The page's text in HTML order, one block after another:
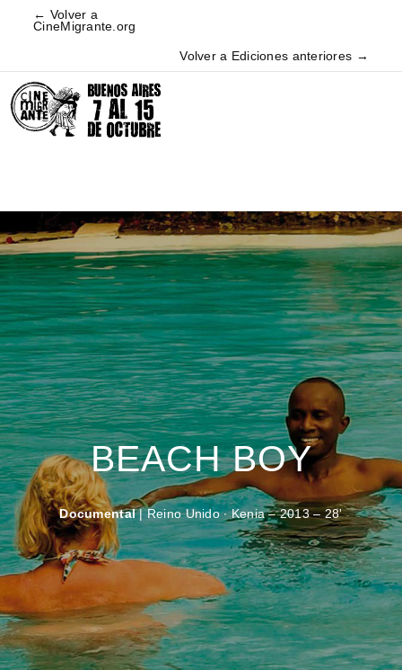
← Volver a
CineMigrante.org
Volver a Ediciones anteriores →
BEACH BOY
Documental| Reino Unido ∙ Kenia – 2013 – 28'